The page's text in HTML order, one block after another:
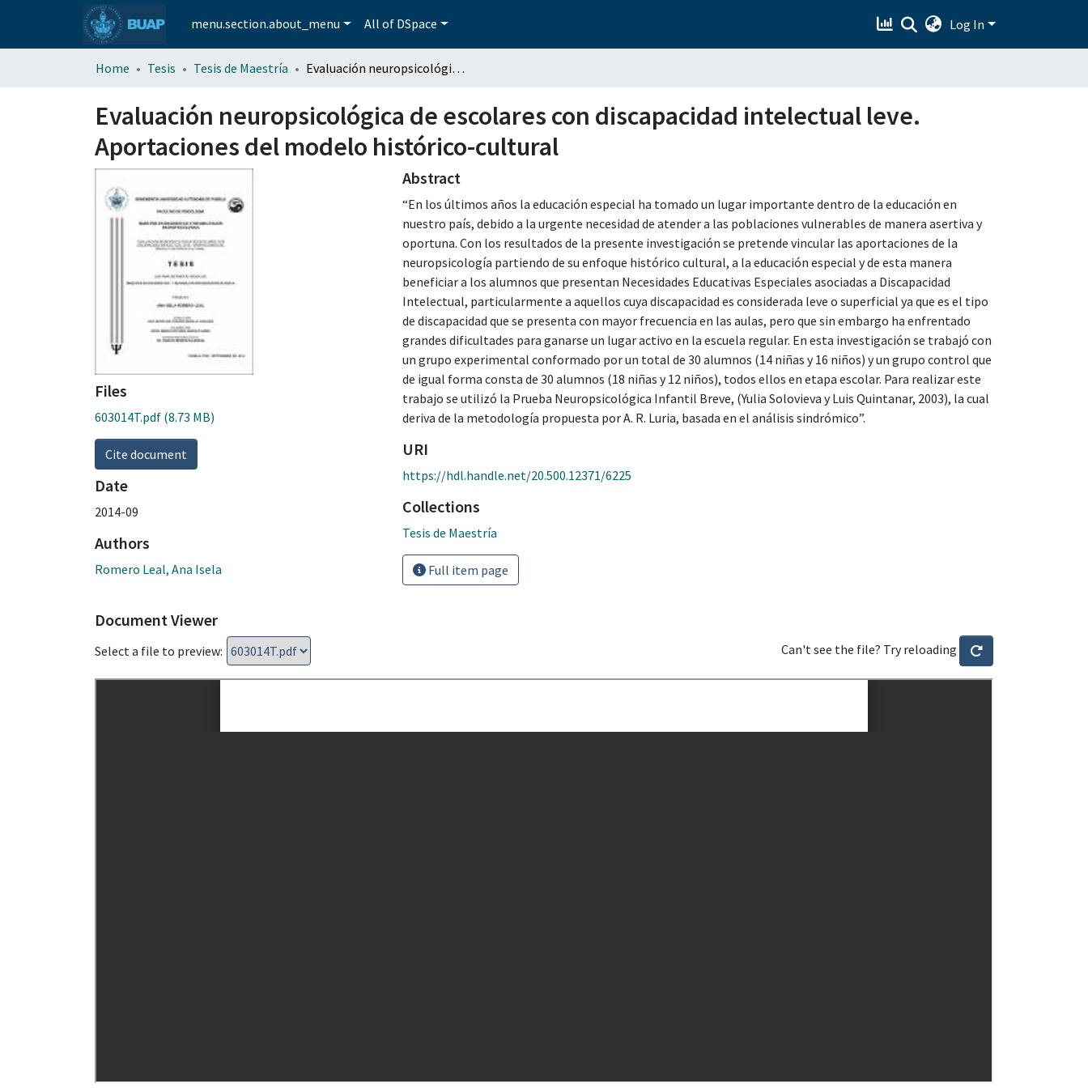
menu.section.about_menu All of DSpace Log In
Home Tesis Tesis de Maestría Evaluación neuropsicológica de escolares con discapacidad intelectual leve. Aportaciones del modelo histórico-cultural
Evaluación neuropsicológica de escolares con discapacidad intelectual leve.
Aportaciones del modelo histórico-cultural
Files
603014T.pdf (8.73 MB)
Cite document
Date
2014-09
Authors
Romero Leal, Ana Isela
Abstract
“En los últimos años la educación especial ha tomado un lugar importante dentro de la educación en
nuestro país, debido a la urgente necesidad de atender a las poblaciones vulnerables de manera asertiva y
oportuna. Con los resultados de la presente investigación se pretende vincular las aportaciones de la
neuropsicología partiendo de su enfoque histórico cultural, a la educación especial y de esta manera
beneficiar a los alumnos que presentan Necesidades Educativas Especiales asociadas a Discapacidad
Intelectual, particularmente a aquellos cuya discapacidad es considerada leve o superficial ya que es el tipo
de discapacidad que se presenta con mayor frecuencia en las aulas, pero que sin embargo ha enfrentado
grandes dificultades para ganarse un lugar activo en la escuela regular. En esta investigación se trabajó con
un grupo experimental conformado por un total de 30 alumnos (14 niñas y 16 niños) y un grupo control que
de igual forma consta de 30 alumnos (18 niñas y 12 niños), todos ellos en etapa escolar. Para realizar este
trabajo se utilizó la Prueba Neuropsicológica Infantil Breve, (Yulia Solovieva y Luis Quintanar, 2003), la cual
deriva de la metodología propuesta por A. R. Luria, basada en el análisis sindrómico”.
URI
https://hdl.handle.net/20.500.12371/6225
Collections
Tesis de Maestría
Full item page
Document Viewer
Select a file to preview: Can't see the file? Try reloading